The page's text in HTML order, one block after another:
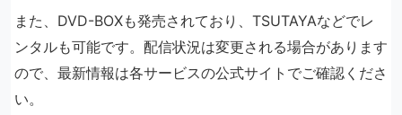
また、DVD-BOXも発売されており、TSUTAYAなどでレ
ンタルも可能です。配信状況は変更される場合があります
ので、最新情報は各サービスの公式サイトでご確認くださ
い。